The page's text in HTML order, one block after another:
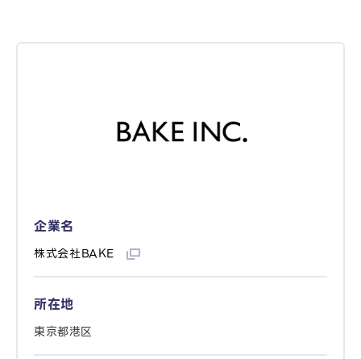
企業名
株式会社BAKE
所在地
東京都港区